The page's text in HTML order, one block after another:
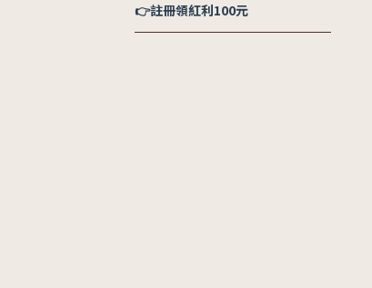
👉註冊領紅利100元